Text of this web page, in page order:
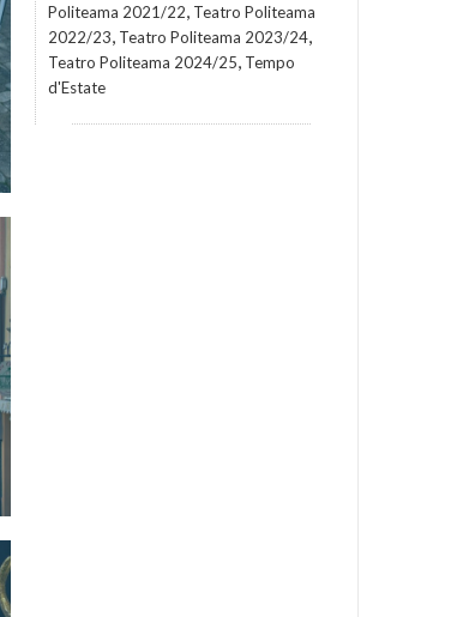
Politeama 2021/22, Teatro Politeama
2022/23, Teatro Politeama 2023/24,
Teatro Politeama 2024/25, Tempo
d'Estate